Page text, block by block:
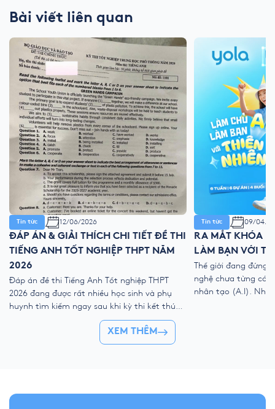
Bài viết liên quan
Tin tức 12/06/2026
ĐÁP ÁN & GIẢI THÍCH CHI TIẾT ĐỀ THI
TIẾNG ANH TỐT NGHIỆP THPT NĂM
2026
Đáp án đề thi Tiếng Anh Tốt nghiệp THPT
2026 đang được rất nhiều học sinh và phụ
huynh tìm kiếm ngay sau khi kỳ thi kết thúc.
Để giúp thí sinh nhanh chóng đối chiếu kết
quả và đánh giá bài làm của mình, YOLA cập
nhật đề thi chính thức, đáp án tham […]
Tin tức 09/04/
RA MẮT KHÓA
LÀM BẠN VỚI
Thế giới đang đứng
nghệ chưa từng có
nhân tạo (A.I).
XEM THÊM